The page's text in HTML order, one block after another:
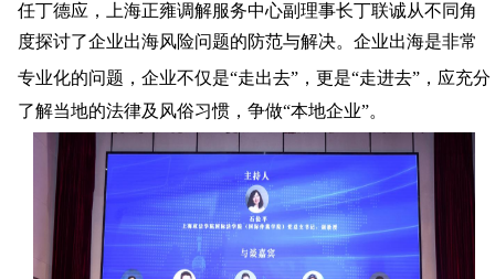
任丁德应，上海正雍调解服务中心副理事长丁联诚从不同角
度探讨了企业出海风险问题的防范与解决。 企业出海是非常
专业化的问题 ， 企业不仅是“走出去”，更是“走进去”， 应充分
了解当地的法律及风俗习惯， 争做“本地企业”。